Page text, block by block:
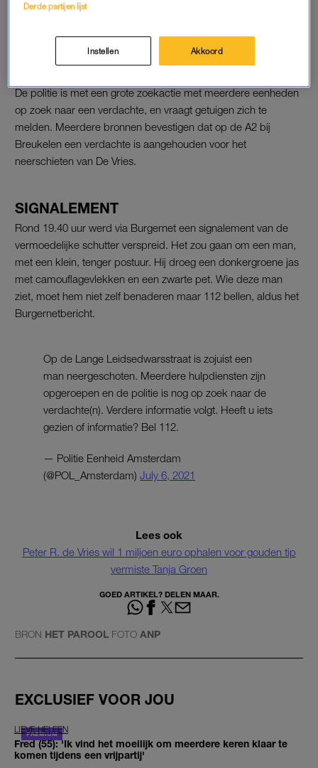
bijeengekomen vanwege de schietpartij, meldt
De politie is met een grote zoekactie met meerdere eenheden
op zoek naar een verdachte, en vraagt getuigen zich te
melden. Meerdere bronnen bevestigen dat op de A2 bij
Breukelen een verdachte is aangehouden voor het
neerschieten van De Vries.
SIGNALEMENT
Rond 19.40 uur werd via Burgernet een signalement van de
vermoedelijke schutter verspreid. Het zou gaan om een man,
met een klein, tenger postuur. Hij droeg een donkergroene jas
met camouflagevlekken en een zwarte pet. Wie deze man
ziet, moet hem niet zelf benaderen maar 112 bellen, aldus het
Burgernetbericht.
Op de Lange Leidsedwarsstraat is zojuist een
man neergeschoten. Meerdere hulpdiensten zijn
opgeroepen en de politie is nog op zoek naar de
verdachte(n). Verdere informatie volgt. Heeft u iets
gezien of informatie? Bel 112.
— Politie Eenheid Amsterdam
(@POL_Amsterdam) July 6, 2021
Lees ook
Peter R. de Vries wil 1 miljoen euro ophalen voor gouden tip
vermiste Tanja Groen
GOED ARTIKEL? DELEN MAAR.
BRON HET PAROOL FOTO ANP
EXCLUSIEF VOOR JOU
LIEVE HELEEN
Fred (55): 'Ik vind het moeilijk om meerdere keren klaar te
komen tijdens een vrijpartij'
Derde partijen lijst
Instellen Akkoord